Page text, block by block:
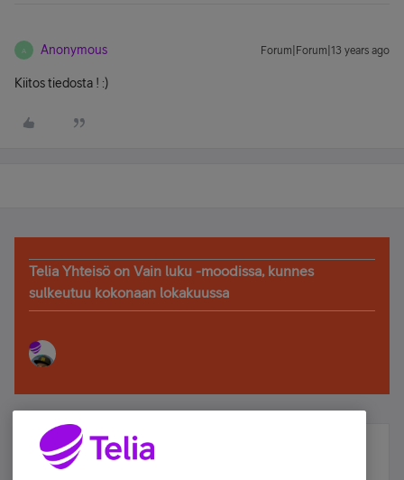
A Anonymous Forum|Forum|13 years ago
Kiitos tiedosta ! :)
Telia Yhteisö on Vain luku -moodissa, kunnes
sulkeutuu kokonaan lokakuussa
Älä jää paitsi – osallistu ja voita!